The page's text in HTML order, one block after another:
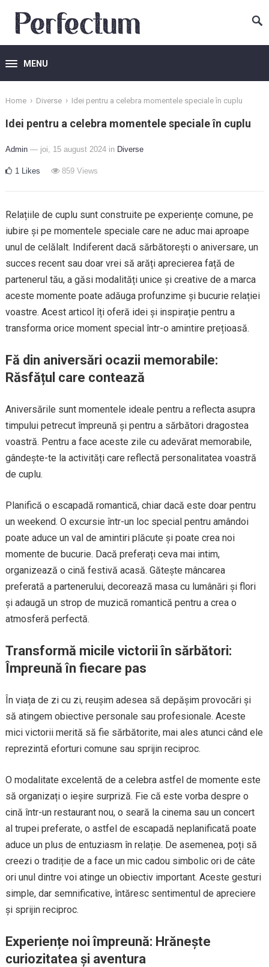
MENU
Home › Diverse › Idei pentru a celebra momentele speciale în cuplu
Idei pentru a celebra momentele speciale în cuplu
Admin — joi, 15 august 2024 in Diverse
1 Likes 859Views
Relațiile de cuplu sunt construite pe experiențe comune, pe
iubire și pe momentele speciale care ne aduc mai aproape
unul de celălalt. Indiferent dacă sărbătorești o aniversare, un
succes recent sau doar vrei să arăți aprecierea față de
partenerul tău, a găsi modalități unice și creative de a marca
aceste momente poate adăuga profunzime și bucurie relației
voastre. Acest articol îți oferă idei și inspirație pentru a
transforma orice moment special într-o amintire prețioasă.
Fă din aniversări ocazii memorabile:
Răsfățul care contează
Aniversările sunt momentele ideale pentru a reflecta asupra
timpului petrecut împreună și pentru a sărbători dragostea
voastră. Pentru a face aceste zile cu adevărat memorabile,
gândește-te la activități care reflectă personalitatea voastră
de cuplu.
Planifică o escapadă romantică, chiar dacă este doar pentru
un weekend. O excursie într-un loc special pentru amândoi
poate aduce un val de amintiri plăcute și poate crea noi
momente de bucurie. Dacă preferați ceva mai intim,
organizează o cină festivă acasă. Gătește mâncarea
preferată a partenerului, decorează masa cu lumânări și flori
și adaugă un strop de muzică romantică pentru a crea o
atmosferă perfectă.
Transformă micile victorii în sărbători:
Împreună în fiecare pas
În viața de zi cu zi, reușim adesea să depășim provocări și
să atingem obiective personale sau profesionale. Aceste
mici victorii merită să fie sărbătorite, mai ales atunci când ele
reprezintă eforturi comune sau sprijin reciproc.
O modalitate excelentă de a celebra astfel de momente este
să organizați o ieșire surpriză. Fie că este vorba despre o
cină într-un restaurant nou, o seară la cinema sau un concert
al trupei preferate, o astfel de escapadă neplanificată poate
aduce un plus de entuziasm în relație. De asemenea, poți să
creezi o tradiție de a face un mic cadou simbolic ori de câte
ori unul dintre voi atinge un obiectiv important. Aceste gesturi
simple, dar semnificative, întăresc sentimentul de apreciere
și sprijin reciproc.
Experiențe noi împreună: Hrănește
curiozitatea și aventura